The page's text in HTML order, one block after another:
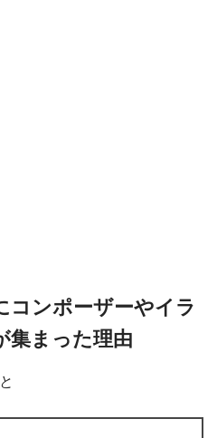
コンポーザーやイラ
集まった理由